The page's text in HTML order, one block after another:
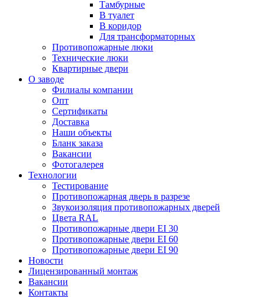
Тамбурные
В туалет
В коридор
Для трансформаторных
Противопожарные люки
Технические люки
Квартирные двери
О заводе
Филиалы компании
Опт
Сертификаты
Доставка
Наши объекты
Бланк заказа
Вакансии
Фотогалерея
Технологии
Тестирование
Противопожарная дверь в разрезе
Звукоизоляция противопожарных дверей
Цвета RAL
Противопожарные двери EI 30
Противопожарные двери EI 60
Противопожарные двери EI 90
Новости
Лицензированный монтаж
Вакансии
Контакты